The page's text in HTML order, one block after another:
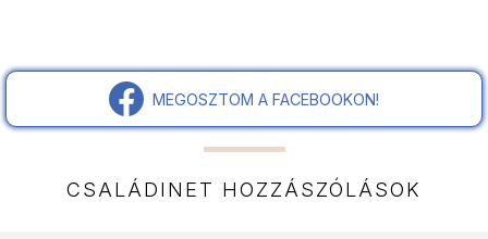
MEGOSZTOM A FACEBOOKON!
CSALÁDINET HOZZÁSZÓLÁSOK